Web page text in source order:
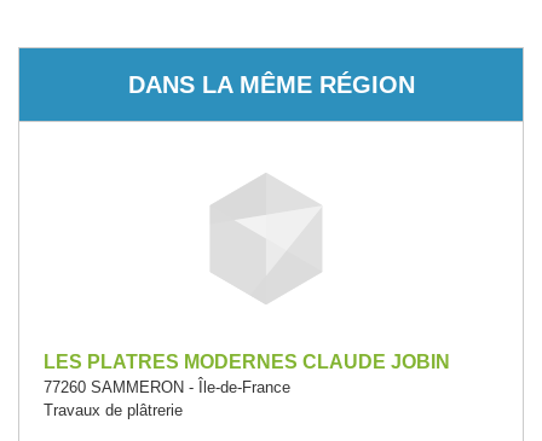
DANS LA MÊME RÉGION
LES PLATRES MODERNES CLAUDE JOBIN
77260 SAMMERON - Île-de-France
Travaux de plâtrerie